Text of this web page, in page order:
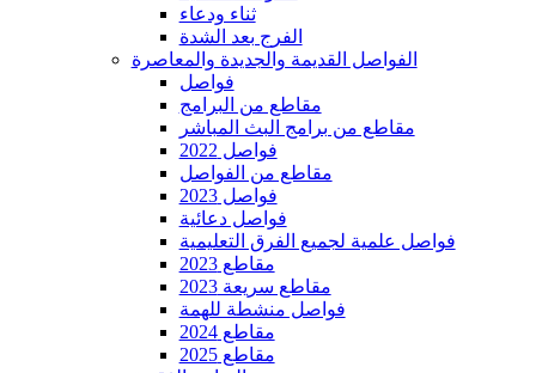
ثناء ودعاء
الفرج بعد الشدة
الفواصل القديمة والجديدة والمعاصرة
فواصل
مقاطع من البرامج
مقاطع من برامج البث المباشر
فواصل 2022
مقاطع من الفواصل
فواصل 2023
فواصل دعائية
فواصل علمية لجميع الفرق التعليمية
مقاطع 2023
مقاطع سريعة 2023
فواصل منشطة للهمة
مقاطع 2024
مقاطع 2025